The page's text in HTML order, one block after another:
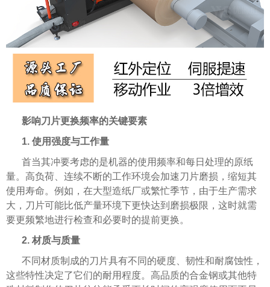
影响刀片更换频率的关键要素
1. 使用强度与工作量
首当其冲要考虑的是机器的使用频率和每日处理的原纸
量。高负荷、连续不断的工作环境会加速刀片磨损，缩短其
使用寿命。例如，在大型造纸厂或繁忙季节，由于生产需求
大，刀片可能比低产量环境下更快达到磨损极限，这时就需
要更频繁地进行检查和必要时的提前更换。
2. 材质与质量
不同材质制成的刀片具有不同的硬度、韧性和耐腐蚀性，
这些特性决定了它们的耐用程度。高品质的合金钢或其他特